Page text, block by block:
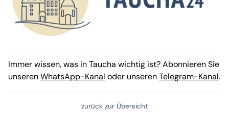
Immer wissen, was in Taucha wichtig ist? Abonnieren Sie
unserenWhatsApp-Kanal oder unserenTelegram-Kanal.
zurück zur Übersicht